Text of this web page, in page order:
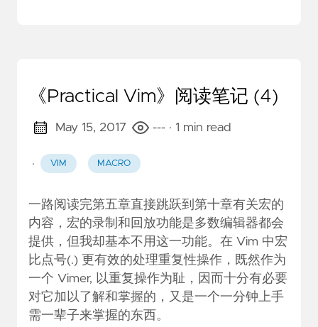
《Practical Vim》阅读笔记 (4)
May 15, 2017 --- · 1 min read
· VIM MACRO
一路阅读完第五章直接跳跃到第十章有关宏的
内容，宏的录制和回放功能是多数编辑器都会
提供，但我却基本不用这一功能。在 Vim 中宏
比点号(.) 更有效的处理重复性操作，既然作为
一个 Vimer, 以重复操作为耻，因而十分有必要
对它加以了解和掌握的，又是一个一分钟上手
需一辈子来掌握的东西。